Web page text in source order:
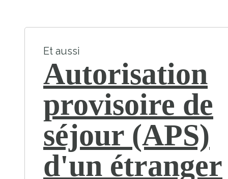
Et aussi
Autorisation
provisoire de
séjour (APS)
d'un étranger